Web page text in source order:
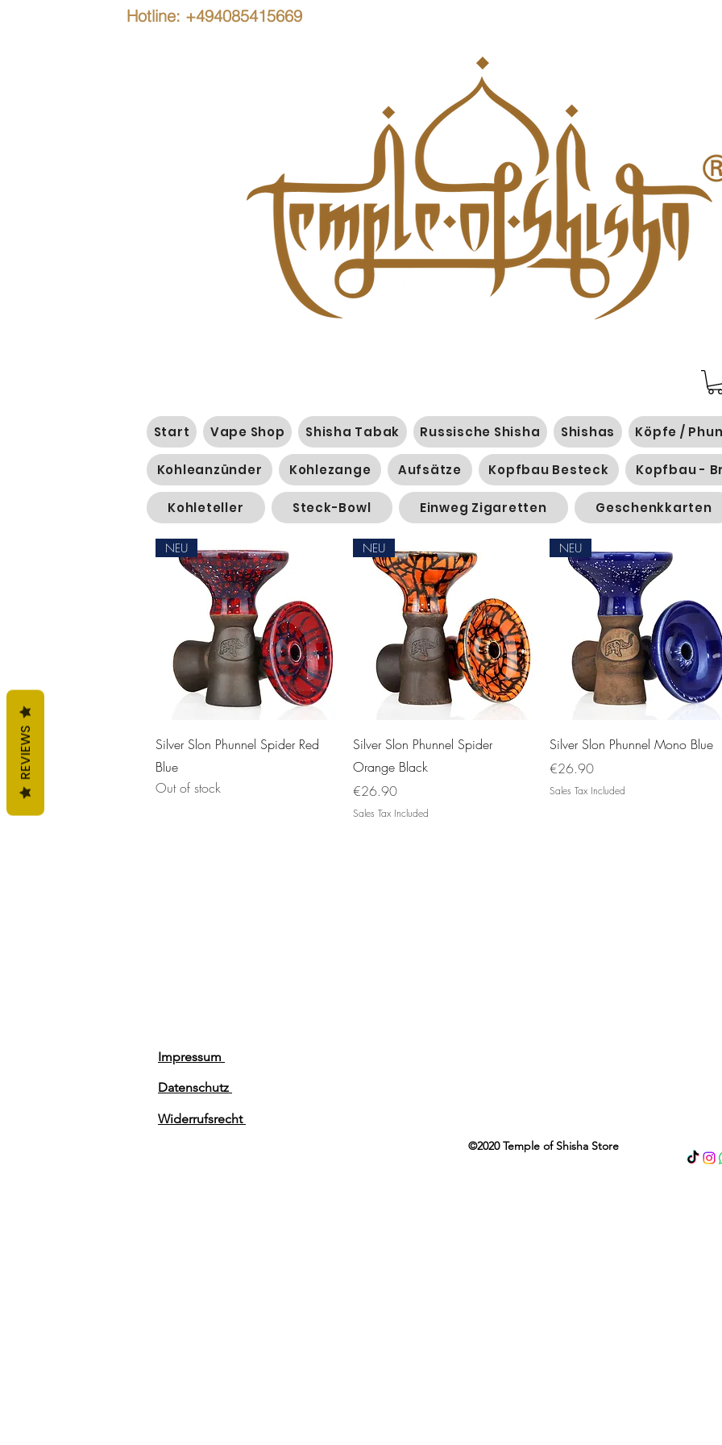
Hotline: +494085415669
Start Vape Shop Shisha Tabak Russische Shisha Shishas Köpfe /
Kohleanzünder Kohlezange Aufsätze Kopfbau Besteck Kopfbau -
Kohleteller Steck-Bowl Einweg Zigaretten Geschenkkarten
Quick View
NEU
Silver Slon Phunnel Spider Red
Blue
Out of stock
Quick View
NEU
Silver Slon Phunnel Spider
Orange Black
Price
€26.90
Sales Tax Included
Quick View
NEU
Silver Slon Phunnel Mono Blue
Price
€26.90
Sales Tax Included
Impressum
Datenschutz
Widerrufsrecht
©2020 Temple of Shisha Store
REVIEWS